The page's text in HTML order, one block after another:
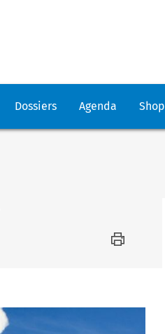
Dossiers Agenda Shop